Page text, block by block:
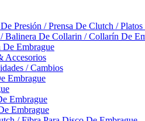
Presión / Prensa De Clutch /
Balinera De Collarin / Collarín De
De Embrague
Accesorios
/ Cambios
Embrague
Embrague
Embrague